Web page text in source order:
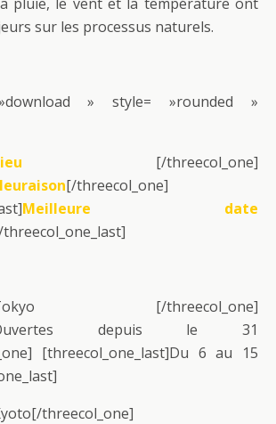
sur les processus naturels.
» style= »rounded »
[/threecol_one]
[/threecol_one]
Meilleure date
[/threecol_one]
depuis le 31
[threecol_one_last]Du 6 au 15
threecol_one]